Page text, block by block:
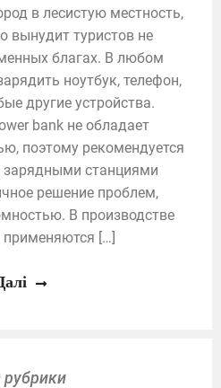
в лесистую местность,
вынудит туристов не
благах. В любом
ноутбук, телефон,
другие устройства.
bank не обладает
поэтому рекомендуется
зарядными станциями
решение проблем,
В производстве
[…]
рубрики